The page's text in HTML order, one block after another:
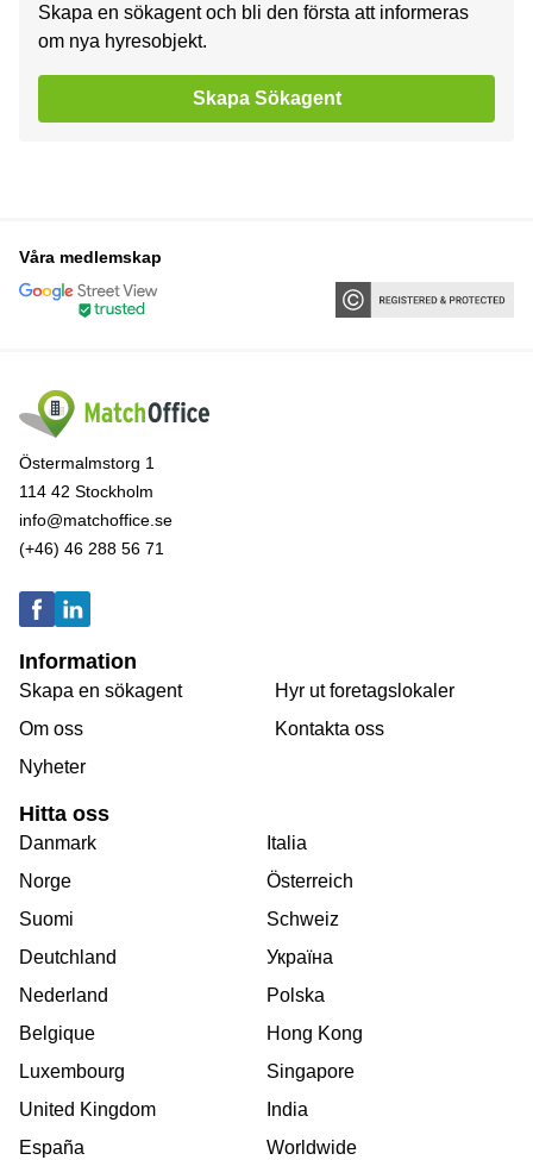
Skapa en sökagent och bli den första att informeras
om nya hyresobjekt.
Skapa Sökagent
Våra medlemskap
Östermalmstorg 1
114 42 Stockholm
info@matchoffice.se
(+46) 46 288 56 71
Information
Skapa en sökagent
Om oss
Nyheter
Hyr ut foretagslokaler
Kontakta oss
Hitta oss
Danmark
Norge
Suomi
Deutchland
Nederland
Belgique
Luxembourg
United Kingdom
España
Italia
Österreich
Schweiz
Україна
Polska
Hong Kong
Singapore
India
Worldwide